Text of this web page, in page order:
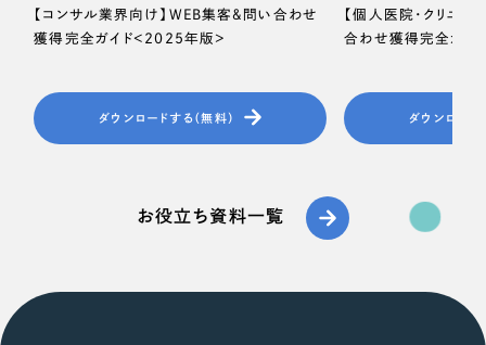
【コンサル業界向け】WEB集客＆問い合わせ
獲得完全ガイド＜2025年版＞
ダウンロードする（無料）
【個人医院・クリニッ
合わせ獲得完全ガイ
ダウンロード
お役立ち資料一覧